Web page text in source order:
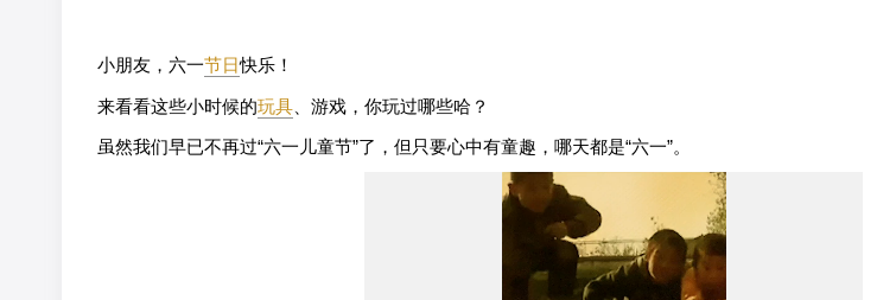
小朋友，六一节日快乐！
来看看这些小时候的玩具 、游戏，你玩过哪些哈？
虽然我们早已不再过“六一儿童节”了，但只要心中有童趣，哪天都是“六一”。